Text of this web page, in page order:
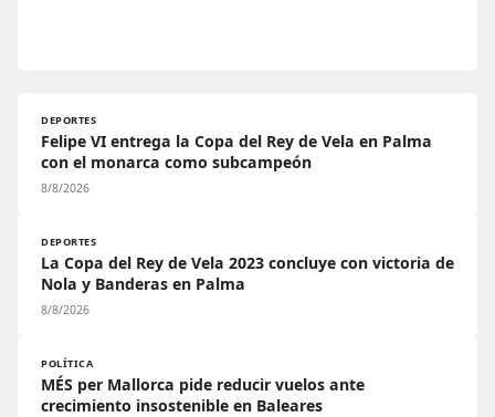
DEPORTES
Felipe VI entrega la Copa del Rey de Vela en Palma
con el monarca como subcampeón
8/8/2026
DEPORTES
La Copa del Rey de Vela 2023 concluye con victoria de
Nola y Banderas en Palma
8/8/2026
POLÍTICA
MÉS per Mallorca pide reducir vuelos ante
crecimiento insostenible en Baleares